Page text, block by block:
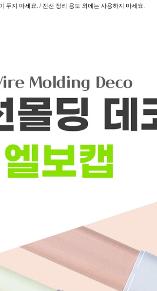
두지 마세요. / 전선 정리 용도 외에는 사용하지 마세요.